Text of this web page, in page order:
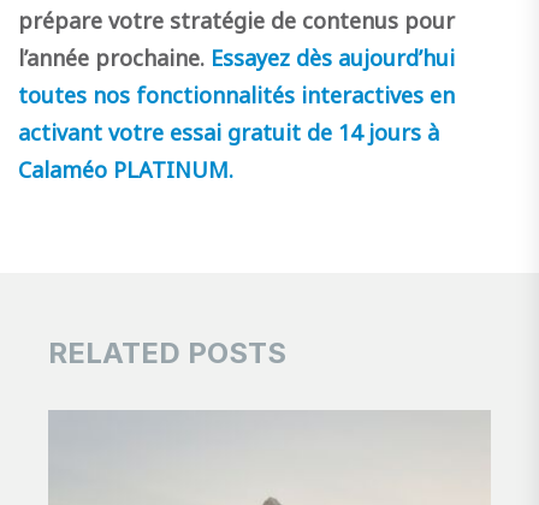
prépare votre stratégie de contenus pour
l’année prochaine. Essayez dès aujourd’hui
toutes nos fonctionnalités interactives en
activant votre essai gratuit de 14 jours à
Calaméo PLATINUM.
RELATED POSTS